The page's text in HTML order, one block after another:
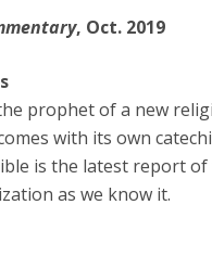
, Oct. 2019
prophet of a new
with its own
is the latest report
as we know it.